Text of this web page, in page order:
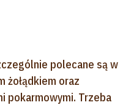
polecane są w
żołądkiem oraz
pokarmowymi. Trzeba